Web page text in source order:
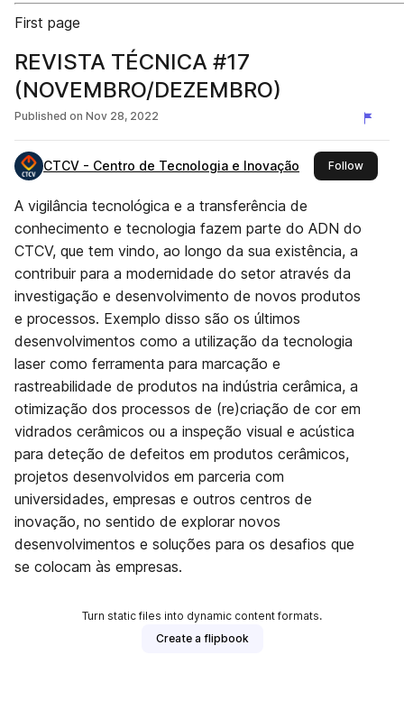
First page
REVISTA TÉCNICA #17
(NOVEMBRO/DEZEMBRO)
Published on Nov 28, 2022
CTCV - Centro de Tecnologia e Inovação Followthis
A vigilância tecnológica e a transferência de
conhecimento e tecnologia fazem parte do ADN do
CTCV, que tem vindo, ao longo da sua existência, a
contribuir para a modernidade do setor através da
investigação e desenvolvimento de novos produtos
e processos. Exemplo disso são os últimos
desenvolvimentos como a utilização da tecnologia
laser como ferramenta para marcação e
rastreabilidade de produtos na indústria cerâmica, a
otimização dos processos de (re)criação de cor em
vidrados cerâmicos ou a inspeção visual e acústica
para deteção de defeitos em produtos cerâmicos,
projetos desenvolvidos em parceria com
universidades, empresas e outros centros de
inovação, no sentido de explorar novos
desenvolvimentos e soluções para os desafios que
se colocam às empresas.
Turn static files into dynamic content formats.
Create a flipbook